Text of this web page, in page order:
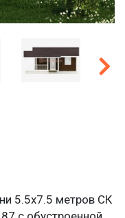
5.5х7.5 метров СК